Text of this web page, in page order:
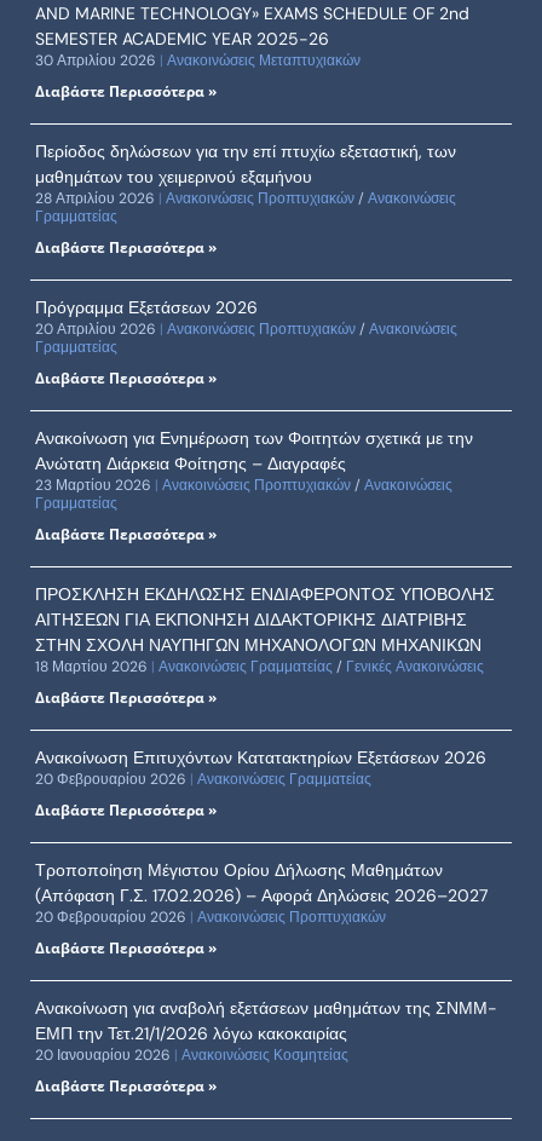
AND MARINE TECHNOLOGY» EXAMS SCHEDULE OF 2nd
SEMESTER ACADEMIC YEAR 2025-26
30 Απριλίου 2026 Ανακοινώσεις Μεταπτυχιακών
Διαβάστε Περισσότερα »
Περίοδος δηλώσεων για την επί πτυχίω εξεταστική, των
μαθημάτων του χειμερινού εξαμήνου
28 Απριλίου 2026 Ανακοινώσεις Προπτυχιακών/ Ανακοινώσεις
Γραμματείας
Διαβάστε Περισσότερα »
Πρόγραμμα Εξετάσεων 2026
20 Απριλίου 2026 Ανακοινώσεις Προπτυχιακών/ Ανακοινώσεις
Γραμματείας
Διαβάστε Περισσότερα »
Ανακοίνωση για Ενημέρωση των Φοιτητών σχετικά με την
Ανώτατη Διάρκεια Φοίτησης – Διαγραφές
23 Μαρτίου 2026 Ανακοινώσεις Προπτυχιακών/ Ανακοινώσεις
Γραμματείας
Διαβάστε Περισσότερα »
ΠΡΟΣΚΛΗΣΗ ΕΚΔΗΛΩΣΗΣ ΕΝΔΙΑΦΕΡΟΝΤΟΣ ΥΠΟΒΟΛΗΣ
ΑΙΤΗΣΕΩΝ ΓΙΑ ΕΚΠΟΝΗΣΗ ΔΙΔΑΚΤΟΡΙΚΗΣ ΔΙΑΤΡΙΒΗΣ
ΣΤΗΝ ΣΧΟΛΗ ΝΑΥΠΗΓΩΝ ΜΗΧΑΝΟΛΟΓΩΝ ΜΗΧΑΝΙΚΩΝ
18 Μαρτίου 2026 Ανακοινώσεις Γραμματείας / Γενικές Ανακοινώσεις
Διαβάστε Περισσότερα »
Ανακοίνωση Επιτυχόντων Κατατακτηρίων Εξετάσεων 2026
20 Φεβρουαρίου 2026 Ανακοινώσεις Γραμματείας
Διαβάστε Περισσότερα »
Τροποποίηση Μέγιστου Ορίου Δήλωσης Μαθημάτων
(Απόφαση Γ.Σ. 17.02.2026) – Αφορά Δηλώσεις 2026–2027
20 Φεβρουαρίου 2026 Ανακοινώσεις Προπτυχιακών
Διαβάστε Περισσότερα »
Ανακοίνωση για αναβολή εξετάσεων μαθημάτων της ΣΝΜΜ-
ΕΜΠ την Τετ.21/1/2026 λόγω κακοκαιρίας
20 Ιανουαρίου 2026 Ανακοινώσεις Κοσμητείας
Διαβάστε Περισσότερα »